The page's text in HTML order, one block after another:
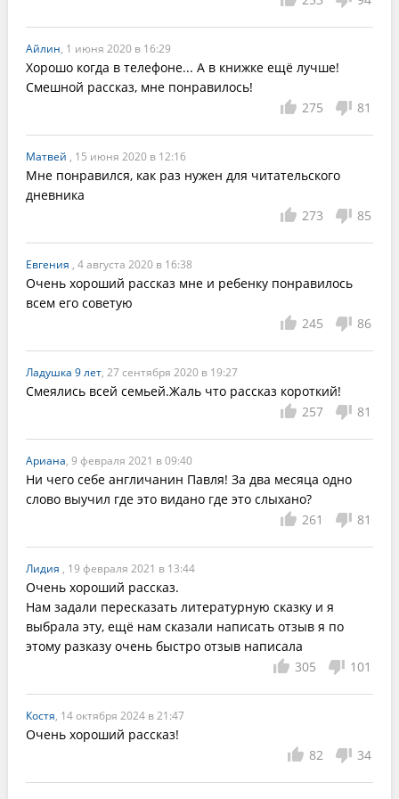
Айлин, 1 июня 2020 в 16:29
Хорошо когда в телефоне... А в книжке ещё лучше!
Смешной рассказ, мне понравилось!
275
81
Матвей , 15 июня 2020 в 12:16
Мне понравился, как раз нужен для читательского
дневника
273
85
Евгения , 4 августа 2020 в 16:38
Очень хороший рассказ мне и ребенку понравилось
всем его советую
245
86
Ладушка 9 лет, 27 сентября 2020 в 19:27
Смеялись всей семьей.Жаль что рассказ короткий!
257
81
Ариана, 9 февраля 2021 в 09:40
Ни чего себе англичанин Павля! За два месяца одно
слово выучил где это видано где это слыхано?
261
81
Лидия , 19 февраля 2021 в 13:44
Очень хороший рассказ.
Нам задали пересказать литературную сказку и я
выбрала эту, ещё нам сказали написать отзыв я по
этому разказу очень быстро отзыв написала
305
101
Костя, 14 октября 2024 в 21:47
Очень хороший рассказ!
82
34